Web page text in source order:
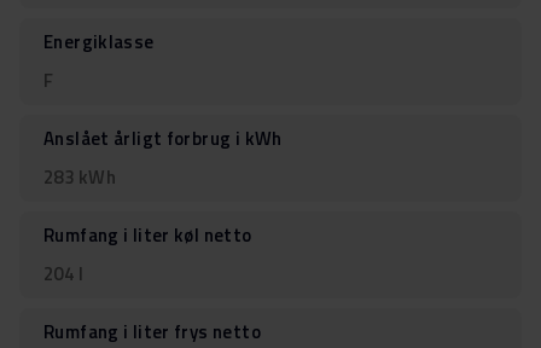
Energiklasse
F
Anslået årligt forbrug i kWh
283 kWh
Rumfang i liter køl netto
204 l
Rumfang i liter frys netto